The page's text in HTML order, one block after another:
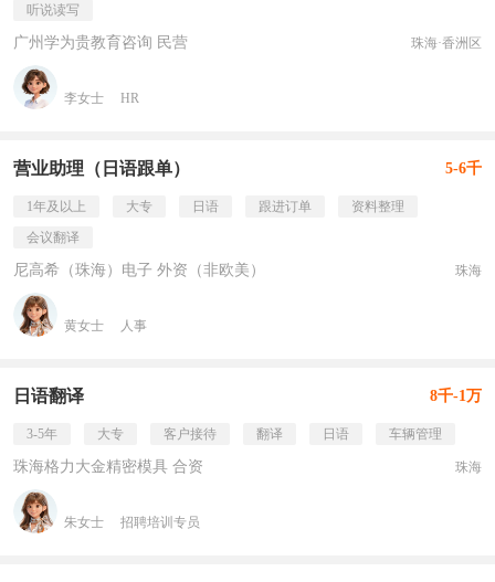
听说读写
广州学为贵教育咨询 民营 珠海·香洲区
李女士 HR
营业助理（日语跟单） 5-6千
1年及以上 大专 日语 跟进订单
资料整理
会议翻译
尼高希（珠海）电子 外资（非欧美） 珠海
黄女士 人事
日语翻译 8千-1万
3-5年 大专 客户接待 翻译 日语 车辆管理
珠海格力大金精密模具 合资 珠海
朱女士 招聘培训专员